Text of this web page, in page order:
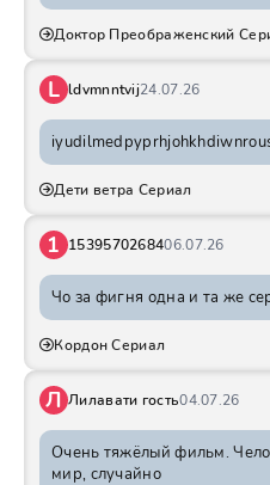
Доктор Преображенский
L ldvmnntvij24.07.26
Дети ветра Сериал
1 1539570268406.07.26
Чо за фигня одна и та же
Кордон Сериал
Л Лилавати гость04.07.26
Очень тяжёлый фильм.
мир, случайно